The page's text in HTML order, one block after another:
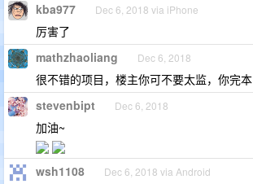
kba977 Dec 6, 2018 via iPhone
厉害了
mathzhaoliang Dec 6, 2018
很不错的项目，楼主你可不要太监，你完本
stevenbipt Dec 6, 2018
加油~
wsh1108 Dec 6, 2018 via Android